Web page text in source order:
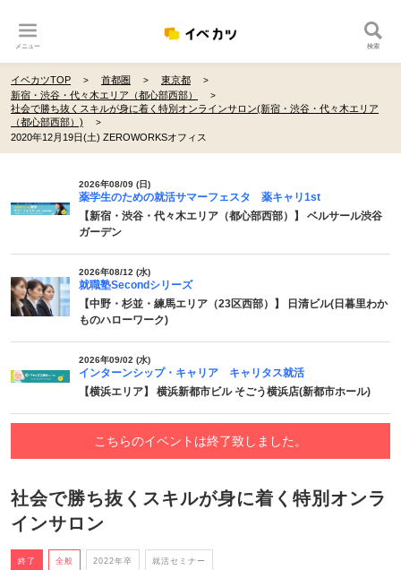
メニュー 検索
イベカツTOP 首都圏
東京都
新宿・渋谷・代々木エリア（都心部西部）
社会で勝ち抜くスキルが身に着く特別オンラインサロン(新宿・渋谷・代々木エリア
（都心部西部）)
2020年12月19日(土) ZEROWORKSオフィス
2026年08/09 (日)
薬学生のための就活サマーフェスタ 薬キャリ1st
【新宿・渋谷・代々木エリア（都心部西部）】 ベルサール渋谷
ガーデン
2026年08/12 (水)
就職塾Secondシリーズ
【中野・杉並・練馬エリア（23区西部）】 日清ビル(日暮里わか
ものハローワーク)
2026年09/02 (水)
インターンシップ・キャリア キャリタス就活
【横浜エリア】 横浜新都市ビル そごう横浜店(新都市ホール)
こちらのイベントは終了致しました。
社会で勝ち抜くスキルが身に着く特別オンラ
インサロン
終了 全般 2022年卒 就活セミナー